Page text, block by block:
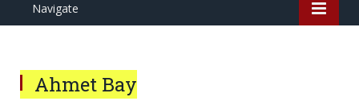
Navigate
Ahmet Bay